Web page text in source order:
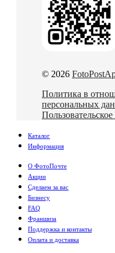
© 2026
Политика в
персональных
Каталог
Информация
О ФотоПочте
Акции
Сделаем за вас
Бизнесу
FAQ
Франшиза
Поддержка и контакты
Оплата и доставка